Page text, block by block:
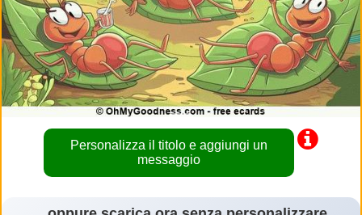
Personalizza il titolo e aggiungi un
messaggio